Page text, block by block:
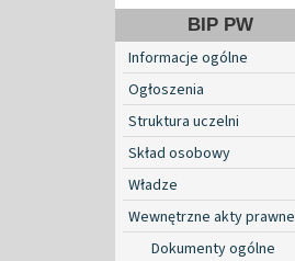
BIP PW
Informacje ogólne
Ogłoszenia
Struktura uczelni
Skład osobowy
Władze
Wewnętrzne akty prawne
Dokumenty ogólne